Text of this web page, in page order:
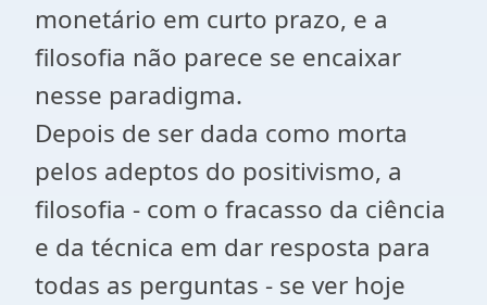
monetário em curto prazo, e a
filosofia não parece se encaixar
nesse paradigma.
Depois de ser dada como morta
pelos adeptos do positivismo, a
filosofia - com o fracasso da ciência
e da técnica em dar resposta para
todas as perguntas - se ver hoje